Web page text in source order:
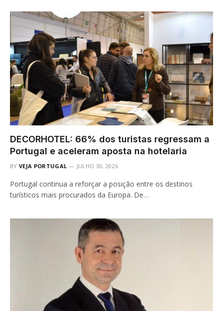
DECORHOTEL: 66% dos turistas regressam a
Portugal e aceleram aposta na hotelaria
BY VEJA PORTUGAL JULHO 30, 2026
Portugal continua a reforçar a posição entre os destinos
turísticos mais procurados da Europa. De…